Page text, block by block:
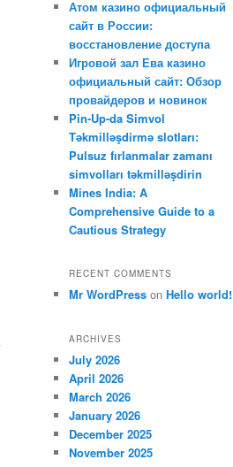
Атом казино официальный
сайт в России:
восстановление доступа
Игровой зал Ева казино
официальный сайт: Обзор
провайдеров и новинок
Pin-Up-da Simvol
Təkmilləşdirmə slotları:
Pulsuz fırlanmalar zamanı
simvolları təkmilləşdirin
Mines India: A
Comprehensive Guide to a
Cautious Strategy
RECENT COMMENTS
Mr WordPress on Hello world!
ARCHIVES
July 2026
April 2026
March 2026
January 2026
December 2025
November 2025